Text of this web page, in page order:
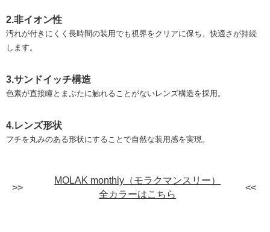
2.非イオン性
汚れが付きにくく長時間の装用でも視界をクリアに保ち、快適さが持続
します。
3.サンドイッチ構造
色素が直接瞳とまぶたに触れることがないレンズ構造を採用。
4.レンズ形状
フチを丸みのある形状にすることで自然な装用感を実現。
MOLAK monthly（モラクマンスリー）
全カラーはこちら